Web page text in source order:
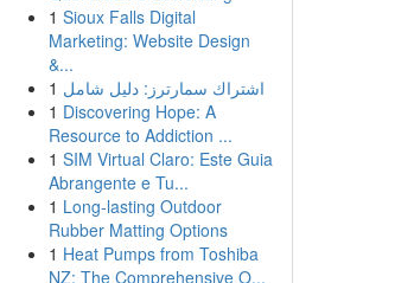
1 Sioux Falls Digital
Marketing: Website Design
&...
1 اشتراك سمارترز: دليل شامل
1 Discovering Hope: A
Resource to Addiction ...
1 SIM Virtual Claro: Este Guia
Abrangente e Tu...
1 Long-lasting Outdoor
Rubber Matting Options
1 Heat Pumps from Toshiba
NZ: The Comprehensive O...